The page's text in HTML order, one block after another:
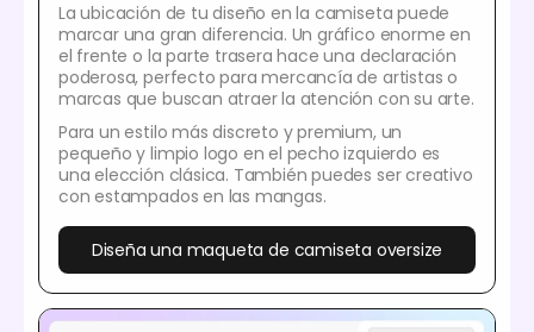
La ubicación de tu diseño en la camiseta puede
marcar una gran diferencia. Un gráfico enorme en
el frente o la parte trasera hace una declaración
poderosa, perfecto para mercancía de artistas o
marcas que buscan atraer la atención con su arte.
Para un estilo más discreto y premium, un
pequeño y limpio logo en el pecho izquierdo es
una elección clásica. También puedes ser creativo
con estampados en las mangas.
Diseña una maqueta de camiseta oversize